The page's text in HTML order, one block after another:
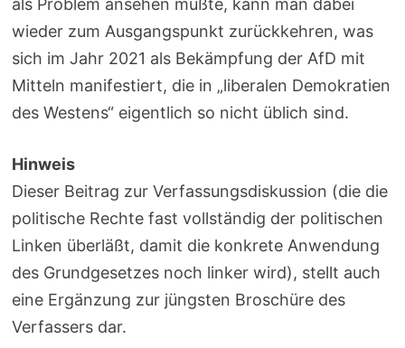
als Problem ansehen mußte, kann man dabei
wieder zum Ausgangspunkt zurückkehren, was
sich im Jahr 2021 als Bekämpfung der AfD mit
Mitteln manifestiert, die in „liberalen Demokratien
des Westens“ eigentlich so nicht üblich sind.
Hinweis
Dieser Beitrag zur Verfassungsdiskussion (die die
politische Rechte fast vollständig der politischen
Linken überläßt, damit die konkrete Anwendung
des Grundgesetzes noch linker wird), stellt auch
eine Ergänzung zur jüngsten Broschüre des
Verfassers dar.